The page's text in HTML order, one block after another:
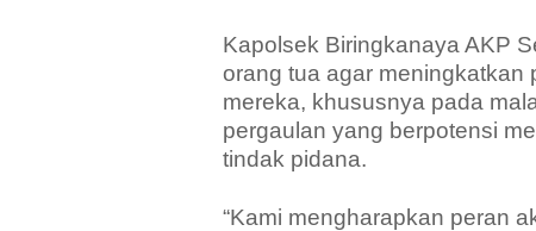
Kapolsek Biringkanaya AKP
orang tua agar meningkatkan
mereka, khususnya pada
pergaulan yang berpotensi
tindak pidana.
“Kami mengharapkan peran